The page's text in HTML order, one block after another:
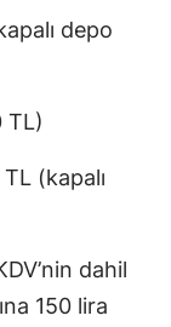
depo
TL)
(kapalı
dahil
150 lira